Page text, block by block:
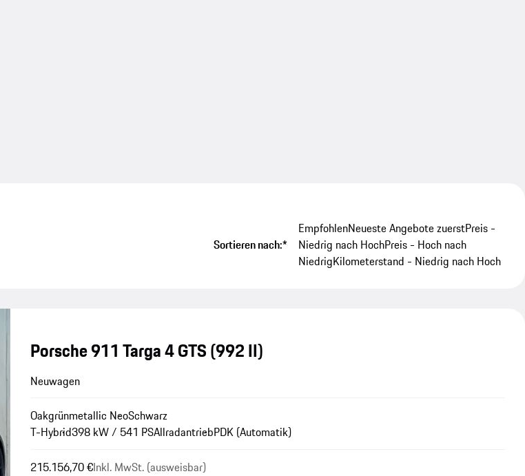
Sortieren nach:*
EmpfohlenNeueste Angebote zuerstPreis -
Niedrig nach HochPreis - Hoch nach
NiedrigKilometerstand - Niedrig nach Hoch
Porsche 911 Targa 4 GTS(992 II)
Neuwagen
Oakgrünmetallic NeoSchwarz
T-Hybrid398 kW / 541 PSAllradantriebPDK (Automatik)
215.156,70 €Inkl. MwSt. (ausweisbar)